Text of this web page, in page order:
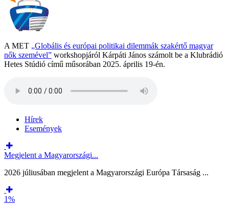
A MET „Globális és európai politikai dilemmák szakértő magyar
nők szemével” workshopjáról Kárpáti János számolt be a Klubrádió
Hetes Stúdió című műsorában 2025. április 19-én.
Hírek
Események
Megjelent a Magyarországi...
2026 júliusában megjelent a Magyarországi Európa Társaság ...
1%